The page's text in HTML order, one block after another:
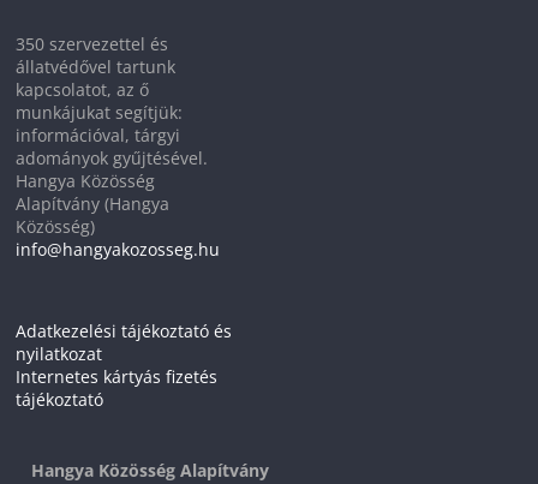
350 szervezettel és
állatvédővel tartunk
kapcsolatot, az ő
munkájukat segítjük:
információval, tárgyi
adományok gyűjtésével.
Hangya Közösség
Alapítvány (Hangya
Közösség)
info@hangyakozosseg.hu
Adatkezelési tájékoztató és
nyilatkozat
Internetes kártyás fizetés
tájékoztató
Hangya Közösség Alapítvány